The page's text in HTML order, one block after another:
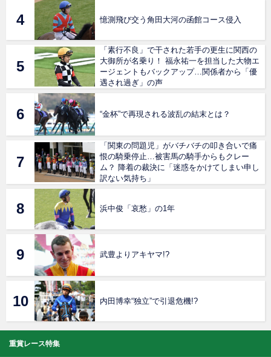
憶測飛び交う角田大河の函館コース侵入
「素行不良」で干された若手の更生に関西の
大御所が名乗り！ 福永祐一を担当した大物エ
ージェントもバックアップ…関係者から「優
遇され過ぎ」の声
“金杯”で再現される波乱の結末とは？
「関東の問題児」がバチバチの叩き合いで痛
恨の騎乗停止…被害馬の騎手からもクレー
ム？ 降着の裁決に「迷惑をかけてしまい申し
訳ない気持ち」
浜中俊「哀愁」の1年
武豊よりアキヤマ!?
内田博幸“独立”で引退危機!?
重賞レース特集